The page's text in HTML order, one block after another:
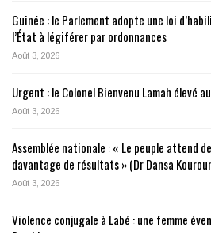
Guinée : le Parlement adopte une loi
l’État à légiférer par ordonnances
Août 3, 2026
Urgent : le Colonel Bienvenu Lamah élevé
Août 3, 2026
Assemblée nationale : « Le peuple attend
davantage de résultats » (Dr Dansa
Août 3, 2026
Violence conjugale à Labé : une femme